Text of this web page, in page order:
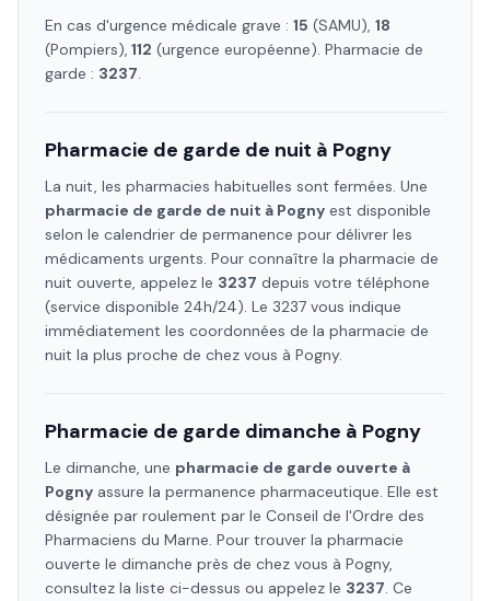
En cas d'urgence médicale grave : 15 (SAMU), 18
(Pompiers), 112 (urgence européenne). Pharmacie de
garde : 3237.
Pharmacie de garde de nuit à Pogny
La nuit, les pharmacies habituelles sont fermées. Une
pharmacie de garde de nuit à Pogny est disponible
selon le calendrier de permanence pour délivrer les
médicaments urgents. Pour connaître la pharmacie de
nuit ouverte, appelez le 3237 depuis votre téléphone
(service disponible 24h/24). Le 3237 vous indique
immédiatement les coordonnées de la pharmacie de
nuit la plus proche de chez vous à Pogny.
Pharmacie de garde dimanche à Pogny
Le dimanche, une pharmacie de garde ouverte à
Pogny assure la permanence pharmaceutique. Elle est
désignée par roulement par le Conseil de l'Ordre des
Pharmaciens du Marne. Pour trouver la pharmacie
ouverte le dimanche près de chez vous à Pogny,
consultez la liste ci-dessus ou appelez le 3237. Ce